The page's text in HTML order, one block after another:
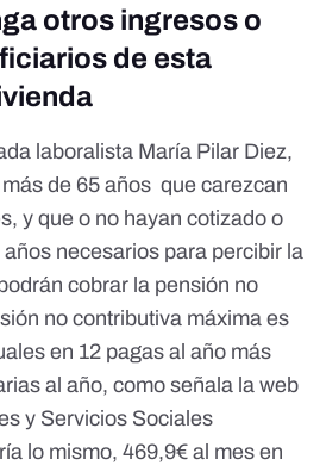
otros ingresos o
de esta
laboralista María Pilar Diez,
de 65 años que carezcan
y que o no hayan cotizado o
necesarios para percibir la
cobrar la pensión no
no contributiva máxima es
en 12 pagas al año más
al año, como señala la web
y Servicios Sociales
lo mismo, 469,9€ al mes en